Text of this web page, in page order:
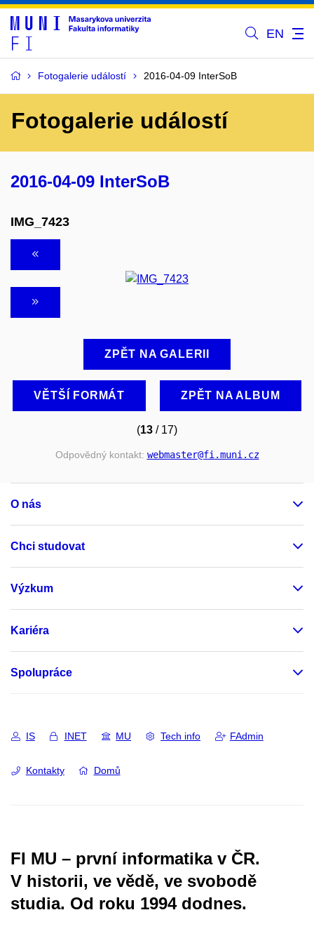
EN
Fotogalerie událostí 2016-04-09 InterSoB
Fotogalerie událostí
2016-04-09 InterSoB
IMG_7423
ZPĚT NA GALERII
VĚTŠÍ FORMÁT ZPĚT NA ALBUM
(13 / 17)
Odpovědný kontakt: webmaster@fi.muni.cz
O nás
Chci studovat
Výzkum
Kariéra
Spolupráce
IS INET MU Tech info FAdmin
Kontakty Domů
FI MU – první informatika v ČR.
V historii, ve vědě, ve svobodě
studia. Od roku 1994 dodnes.